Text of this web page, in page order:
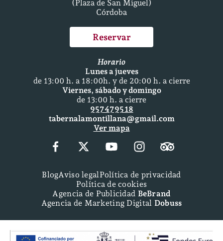
(Plaza de San Miguel)
Córdoba
Reservar
Horario
Lunes a jueves
de 13:00 h. a 18:00h. y de 20:00 h. a cierre
Viernes, sábado y domingo
de 13:00 h. a cierre
957 47 95 18
tabernalamontillana@gmail.com
Ver mapa
BlogAviso legal Política de privacidad
Política de cookies
Agencia de Publicidad BeBrand
Agencia de Marketing Digital Dobuss